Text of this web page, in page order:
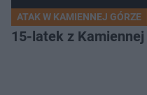
ATAK W KAMIENNEJ GÓRZE
15-latek z